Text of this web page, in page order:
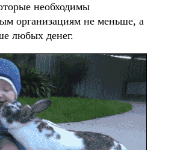
необходимы
организациям не меньше, а
любых денег.